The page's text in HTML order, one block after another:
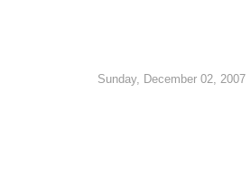
Sunday, December 02, 2007